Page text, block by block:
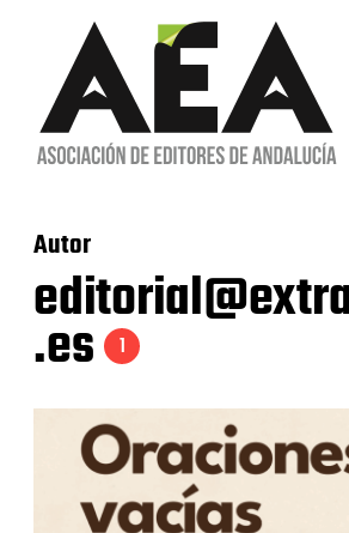
Autor
.es 1